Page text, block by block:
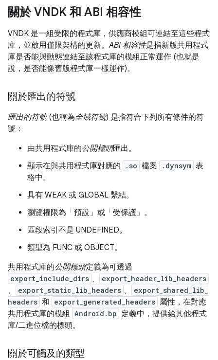
關於 VNDK 和 ABI 相容性
VNDK 是一組受限的程式庫，供應商模組可連結至這些程式
庫，並啟用僅限架構的更新。ABI 相容性是指新版共用程式
庫是否能與動態連結至該程式庫的模組正常運作 (也就是
說，是否能像舊版程式庫一樣運作)。
關於匯出的符號
匯出的符號(也稱為全域符號) 是指符合下列所有條件的符
號：
由共用程式庫的公開標頭匯出。
顯示在與共用程式庫對應的
.so 檔案 .dynsym 表
格中。
具有 WEAK 或 GLOBAL 繫結。
瀏覽權限為「預設」或「受保護」。
區段索引不是 UNDEFINED。
類型為 FUNC 或 OBJECT。
共用程式庫的公開標頭定義為可透過
export_include_dirs 、 export_header_lib_headers
、 export_static_lib_headers 、
export_shared_lib_
headers 和 export_generated_headers 屬性，在對應
共用程式庫的模組 Android.bp 定義中，提供給其他程式
庫/二進位檔的標頭。
關於可觸及的類型